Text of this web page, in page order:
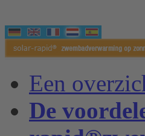
Een
De